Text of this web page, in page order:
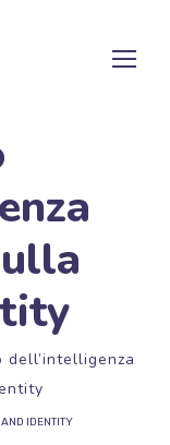
dell’intelligenza
IDENTITY